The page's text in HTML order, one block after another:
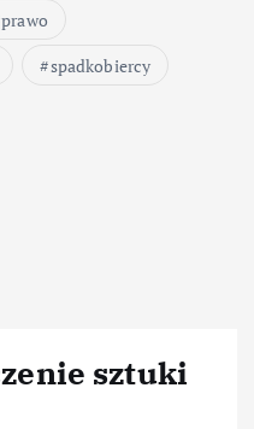
prawo
spadkobiercy
sztuki